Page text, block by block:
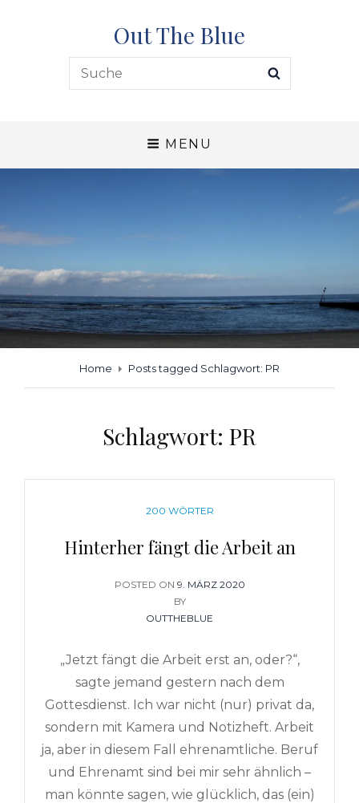
Out The Blue
Search
for:
MENU
Home Posts tagged Schlagwort: PR
Schlagwort: PR
CATEGORIES
200 WÖRTER
Hinterher fängt die Arbeit an
POSTED ON POSTED
ON
9. MÄRZ 2020
BY
OUTTHEBLUE
„Jetzt fängt die Arbeit erst an, oder?“,
sagte jemand gestern nach dem
Gottesdienst. Ich war nicht (nur) privat da,
sondern mit Kamera und Notizheft. Arbeit
ja, aber in diesem Fall ehrenamtliche. Beruf
und Ehrenamt sind bei mir sehr ähnlich –
man könnte sagen, wie glücklich, das (ein)